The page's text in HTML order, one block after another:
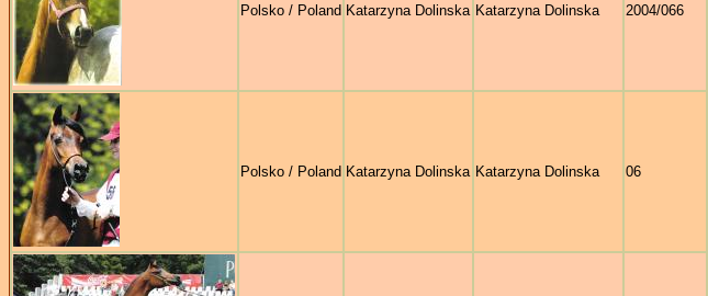
Polsko / Poland Katarzyna Dolinska Katarzyna Dolinska 2004/066
Polsko / Poland Katarzyna Dolinska Katarzyna Dolinska 06